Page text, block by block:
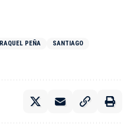
RAQUEL PE­ÑA
SANTIAGO